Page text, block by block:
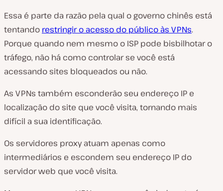
Essa é parte da razão pela qual o governo chinês está
tentando restringir o acesso do público às VPNs.
Porque quando nem mesmo o ISP pode bisbilhotar o
tráfego, não há como controlar se você está
acessando sites bloqueados ou não.
As VPNs também esconderão seu endereço IP e
localização do site que você visita, tornando mais
difícil a sua identificação.
Os servidores proxy atuam apenas como
intermediários e escondem seu endereço IP do
servidor web que você visita.